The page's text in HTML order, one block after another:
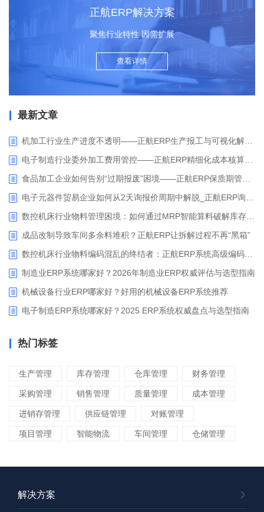
正航ERP解决方案
聚焦行业特性 因需扩展
查看详情
最新文章
机加工行业生产进度不透明——正航ERP生产报工与可视化解决方案
电子制造行业委外加工费用管控——正航ERP精细化成本核算解决方案
食品加工企业如何告别“过期报废”困境——正航ERP保质期管理应用解析
电子元器件贸易企业如何从2天询报价周期中解脱_正航ERP询价协同方案
数控机床行业物料管理困境：如何通过MRP智能算料破解库存积压与停工待料难题？
成品改制导致车间多余料堆积？正航ERP让拆解过程不再“黑箱”
数控机床行业物料编码混乱的终结者：正航ERP系统高级编码管理解决方案
制造业ERP系统哪家好？2026年制造业ERP权威评估与选型指南
机械设备行业ERP哪家好？好用的机械设备ERP系统推荐
电子制造ERP系统哪家好？2025 ERP系统权威盘点与选型指南
热门标签
生产管理 库存管理 仓库管理 财务管理
采购管理 销售管理 质量管理 成本管理
进销存管理 供应链管理 对账管理
项目管理 智能物流 车间管理 仓储管理
解决方案